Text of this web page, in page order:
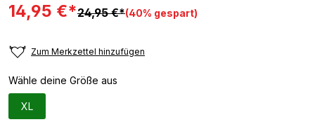
14,95 €*24,95 €*(40% gespart)
Zum Merkzettel hinzufügen
Wähle deine Größe aus
XL